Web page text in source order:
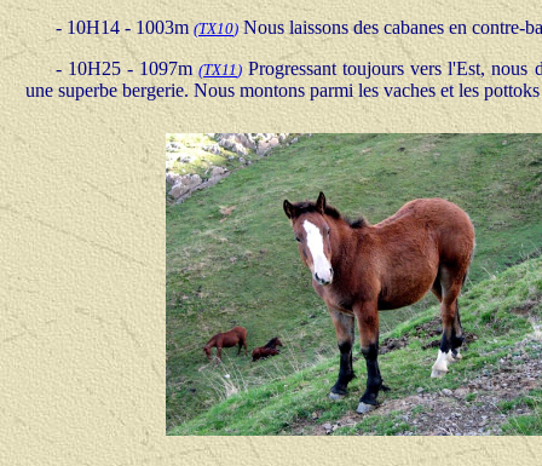
- 10H14 - 1003m(TX10)Nous laissons des cabanes en contre-
- 10H25 - 1097m(TX11 ) Progressant toujours vers l'Est, nous
une superbe bergerie. Nous montons parmi les vaches et les